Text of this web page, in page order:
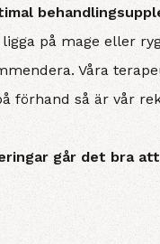
på mage eller
Våra
förhand så är vår
går det bra